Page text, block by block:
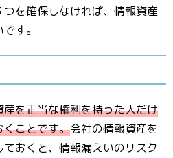
つを確保しなければ、情報資産
す。
を正当な権利を持った人だけ
くことです。会社の情報資産を
おくと、情報漏えいのリスク